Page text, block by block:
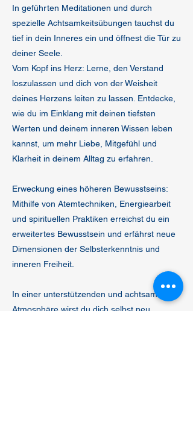
In geführten Meditationen und durch
spezielle Achtsamkeitsübungen tauchst du
tief in dein Inneres ein und öffnest die Tür zu
deiner Seele.
Vom Kopf ins Herz: Lerne, den Verstand
loszulassen und dich von der Weisheit
deines Herzens leiten zu lassen. Entdecke,
wie du im Einklang mit deinen tiefsten
Werten und deinem inneren Wissen leben
kannst, um mehr Liebe, Mitgefühl und
Klarheit in deinem Alltag zu erfahren.
Erweckung eines höheren Bewusstseins:
Mithilfe von Atemtechniken, Energiearbeit
und spirituellen Praktiken erreichst du ein
erweitertes Bewusstsein und erfährst neue
Dimensionen der Selbsterkenntnis und
inneren Freiheit.
In einer unterstützenden und achtsamen
Atmosphäre wirst du dich selbst neu